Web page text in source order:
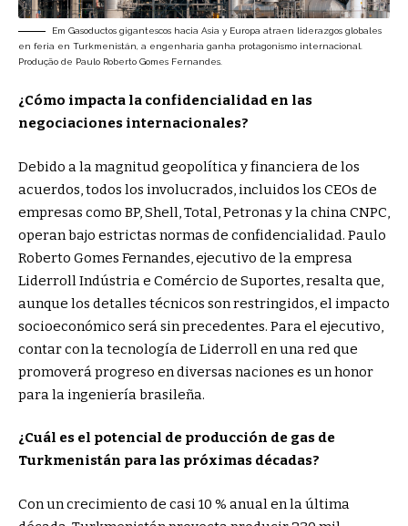
Em Gasoductos gigantescos hacia Asia y Europa atraen liderazgos globales
en feria en Turkmenistán, a engenharia ganha protagonismo internacional.
Produção de Paulo Roberto Gomes Fernandes.
¿Cómo impacta la confidencialidad en las
negociaciones internacionales?
Debido a la magnitud geopolítica y financiera de los
acuerdos, todos los involucrados, incluidos los CEOs de
empresas como BP, Shell, Total, Petronas y la china CNPC,
operan bajo estrictas normas de confidencialidad. Paulo
Roberto Gomes Fernandes, ejecutivo de la empresa
Liderroll Indústria e Comércio de Suportes, resalta que,
aunque los detalles técnicos son restringidos, el impacto
socioeconómico será sin precedentes. Para el ejecutivo,
contar con la tecnología de Liderroll en una red que
promoverá progreso en diversas naciones es un honor
para la ingeniería brasileña.
¿Cuál es el potencial de producción de gas de
Turkmenistán para las próximas décadas?
Con un crecimiento de casi 10 % anual en la última